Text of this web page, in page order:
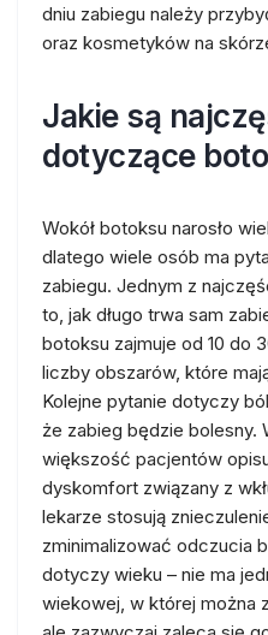
dniu zabiegu należy
oraz kosmetyków na
Jakie są
dotyczące
Wokół botoksu narosło
dlatego wiele osób ma
zabiegu. Jednym z
to, jak długo trwa sam
botoksu zajmuje od 10 do
liczby obszarów, które
Kolejne pytanie dotyczy
że zabieg będzie bolesny.
większość pacjentów
dyskomfort związany z
lekarze stosują
zminimalizować odczucia
dotyczy wieku – nie ma
wiekowej, w której można